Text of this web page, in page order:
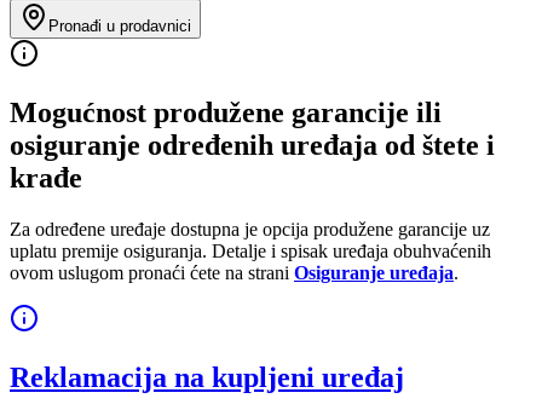
Pronađi u prodavnici
Mogućnost produžene garancije ili
osiguranje određenih uređaja od štete i
krađe
Za određene uređaje dostupna je opcija produžene garancije uz
uplatu premije osiguranja. Detalje i spisak uređaja obuhvaćenih
ovom uslugom pronaći ćete na strani Osiguranje uređaja.
Reklamacija na kupljeni uređaj